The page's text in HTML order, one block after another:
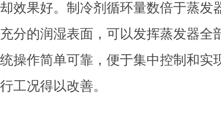
却效果好。制冷剂循环量数倍于蒸发
充分的润湿表面，可以发挥蒸发器全
统操作简单可靠，便于集中控制和实
行工况得以改善。